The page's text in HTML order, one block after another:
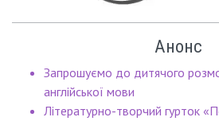
Анонс
Запрошуємо до дитячого
англійської мови
Літературно-творчий гурток